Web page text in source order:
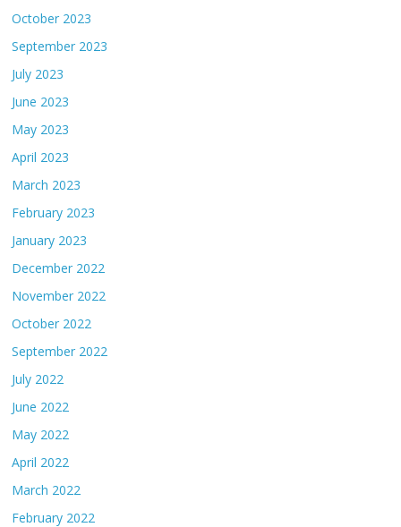
October 2023
September 2023
July 2023
June 2023
May 2023
April 2023
March 2023
February 2023
January 2023
December 2022
November 2022
October 2022
September 2022
July 2022
June 2022
May 2022
April 2022
March 2022
February 2022